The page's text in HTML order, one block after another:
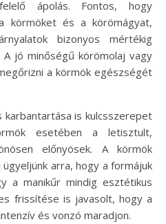
ápolás. Fontos, hogy
körmöket és a körömágyat,
bizonyos mértékig
jó minőségű körömolaj vagy
a körmök egészségét
is kulcsszerepet
esetében a letisztult,
előnyösek. A körmök
arra, hogy a formájuk
a manikűr mindig esztétikus
frissítése is javasolt, hogy a
és vonzó maradjon.